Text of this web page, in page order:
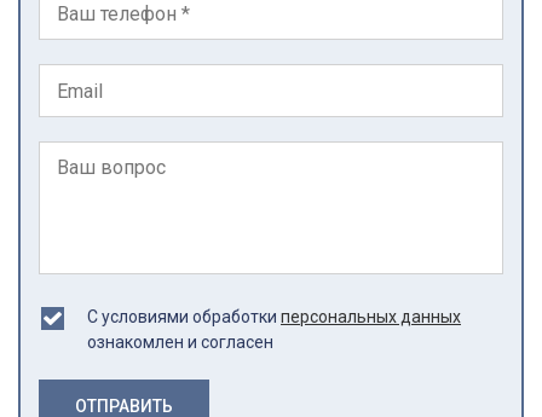
С условиями обработки персональных данных
ознакомлен и согласен
ОТПРАВИТЬ